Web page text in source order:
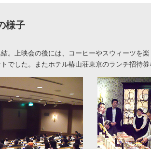
様子
。上映会の後には、コーヒーやスウィーツを
でした。またホテル椿山荘東京のランチ招待